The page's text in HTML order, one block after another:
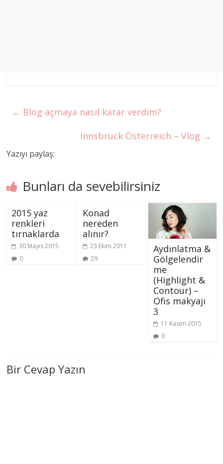
← Blog açmaya nasıl karar verdim?
Innsbruck Österreich – Vlog →
Yazıyı paylaş:
Bunları da sevebilirsiniz
2015 yaz
renkleri
tırnaklarda
30 Mayıs 2015
0
Konad
nereden
alınır?
23 Ekim 2011
29
Aydınlatma &
Gölgelendir
me
(Highlight &
Contour) –
Ofis makyajı
3
11 Kasım 2015
0
Bir Cevap Yazın